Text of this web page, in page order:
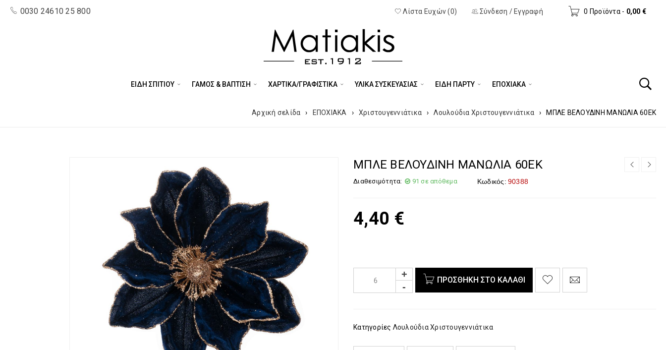
0030 24610 25 800 0 Προϊόντα - 0,00 €
Σύνδεση / Εγγραφή
Λίστα Ευχών (0)
ΕΙΔΗ ΣΠΙΤΙΟΥ ΓΑΜΟΣ & ΒΑΠΤΙΣΗ ΧΑΡΤΙΚΑ/ΓΡΑΦΙΣΤΙΚΑ ΥΛΙΚΑ ΣΥΣΚΕΥΑΣΙΑΣ ΕΊΔΗ ΠΆΡΤΥ ΕΠΟΧΙΑΚΑ
Αρχική σελίδα › ΕΠΟΧΙΑΚΑ › Χριστουγεννιάτικα › Λουλούδια Χριστουγεννιάτικα › ΜΠΛΕ ΒΕΛΟΥΔΙΝΗ ΜΑΝΩΛΙΑ 60ΕΚ
ΜΠΛΕ ΒΕΛΟΥΔΙΝΗ ΜΑΝΩΛΙΑ 60ΕΚ
Διαθεσιμότητα: 91 σε απόθεμα Κωδικός: 90388
4,40 €
ΠΡΟΣΘΉΚΗ ΣΤΟ ΚΑΛΆΘΙ
Κατηγορίες Λουλούδια Χριστουγεννιάτικα